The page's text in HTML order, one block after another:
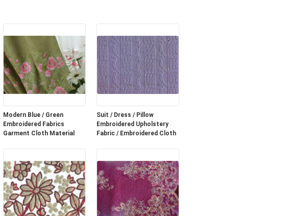
Modern Blue / Green
Embroidered Fabrics
Garment Cloth Material
Suit / Dress / Pillow
Embroidered Upholstery
Fabric / Embroidered Cloth